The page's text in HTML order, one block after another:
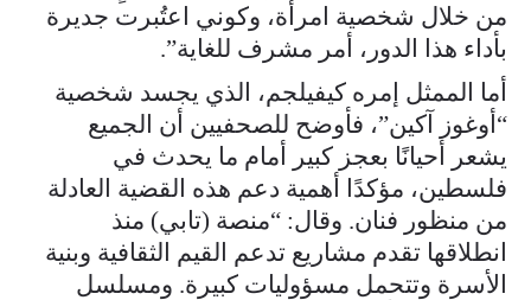
من خلال شخصية امرأة، وكوني اعتُبرت جديرة
بأداء هذا الدور، أمر مشرف للغاية”.
أما الممثل إمره كيفيلجم، الذي يجسد شخصية
“أوغوز آكين”، فأوضح للصحفيين أن الجميع
يشعر أحيانًا بعجز كبير أمام ما يحدث في
فلسطين، مؤكدًا أهمية دعم هذه القضية العادلة
من منظور فنان. وقال: “منصة (تابي) منذ
انطلاقها تقدم مشاريع تدعم القيم الثقافية وبنية
الأسرة وتتحمل مسؤوليات كبيرة. ومسلسل